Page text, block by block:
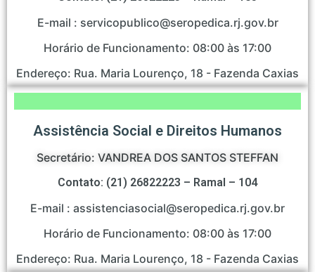
E-mail : servicopublico@seropedica.rj.gov.br
Horário de Funcionamento: 08:00 às 17:00
Endereço: Rua. Maria Lourenço, 18 - Fazenda Caxias
Assistência Social e Direitos Humanos
Secretário: VANDREA DOS SANTOS STEFFAN
Contato: (21) 26822223 – Ramal – 104
E-mail : assistenciasocial@seropedica.rj.gov.br
Horário de Funcionamento: 08:00 às 17:00
Endereço: Rua. Maria Lourenço, 18 - Fazenda Caxias